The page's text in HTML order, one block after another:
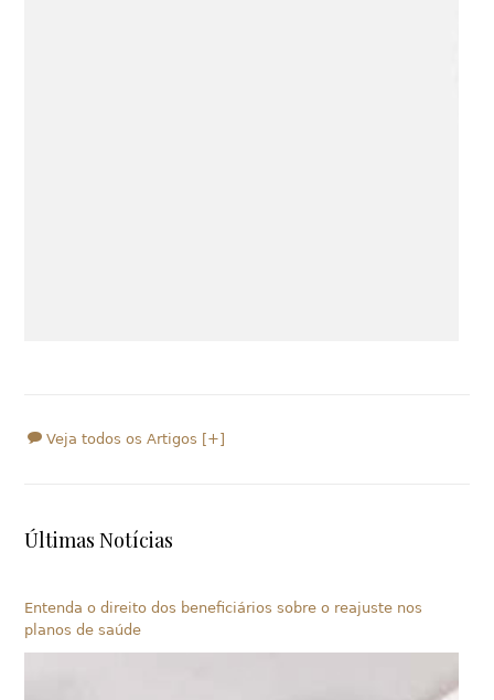
Veja todos os Artigos [+]
Últimas Notícias
Entenda o direito dos beneficiários sobre o reajuste nos
planos de saúde